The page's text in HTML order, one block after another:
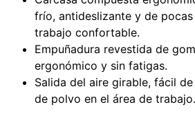
frío, antideslizante y de
trabajo confortable.
Empuñadura revestida de
ergonómico y sin fatigas.
Salida del aire girable, fácil
de polvo en el área de trabajo.